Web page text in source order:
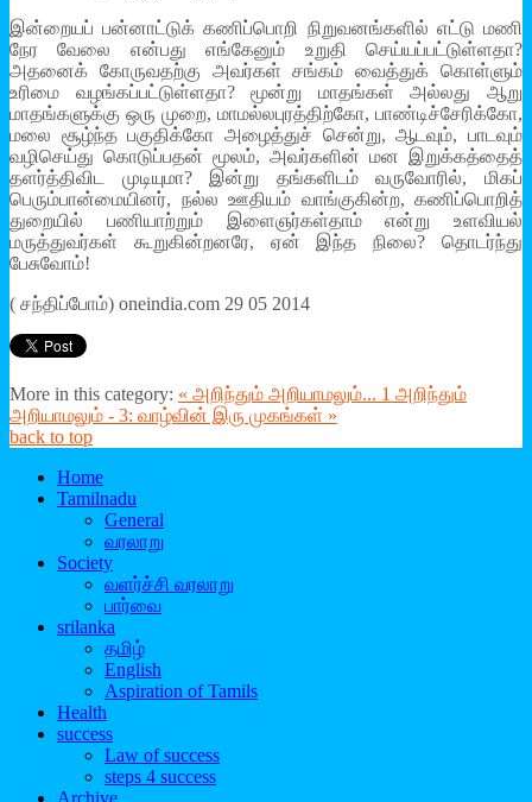
இன்றையப் பன்னாட்டுக் கணிப்பொறி நிறுவனங்களில் எட்டு மணி
நேர வேலை என்பது எங்கேனும் உறுதி செய்யப்பட்டுள்ளதா?
அதனைக் கோருவதற்கு அவர்கள் சங்கம் வைத்துக் கொள்ளும்
உரிமை வழங்கப்பட்டுள்ளதா? மூன்று மாதங்கள் அல்லது ஆறு
மாதங்களுக்கு ஒரு முறை, மாமல்லபுரத்திற்கோ, பாண்டிச்சேரிக்கோ,
மலை சூழ்ந்த பகுதிக்கோ அழைத்துச் சென்று, ஆடவும், பாடவும்
வழிசெய்து கொடுப்பதன் மூலம், அவர்களின் மன இறுக்கத்தைத்
தளர்த்திவிட முடியுமா? இன்று தங்களிடம் வருவோரில், மிகப்
பெரும்பான்மையினர், நல்ல ஊதியம் வாங்குகின்ற, கணிப்பொறித்
துறையில் பணியாற்றும் இளைஞர்கள்தாம் என்று உளவியல்
மருத்துவர்கள் கூறுகின்றனரே, ஏன் இந்த நிலை? தொடர்ந்து
பேசுவோம்!
( சந்திப்போம்) oneindia.com 29 05 2014
More in this category: « அறிந்தும் அறியாமலும்... 1 அறிந்தும்
அறியாமலும் - 3: வாழ்வின் இரு முகங்கள் »
back to top
Home
Tamilnadu
General
வரலாறு
Society
வளர்ச்சி வரலாறு
பார்வை
srilanka
தமிழ்
English
Aspiration of Tamils
Health
success
Law of success
steps 4 success